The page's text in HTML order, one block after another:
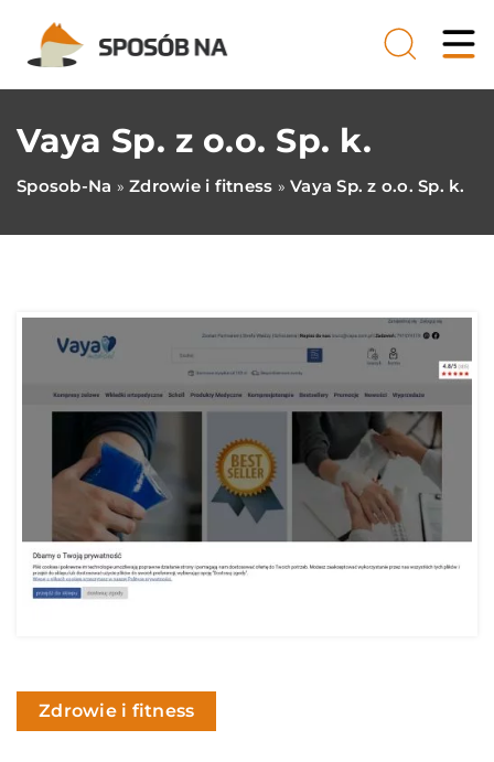
Vaya Sp. z o.o. Sp. k.
Sposob-Na » Zdrowie i fitness » Vaya Sp. z o.o. Sp. k.
Zdrowie i fitness